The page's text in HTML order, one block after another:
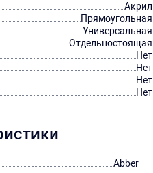
Акрил
Прямоугольная
Универсальная
Отдельностоящая
Нет
Нет
Нет
Нет
Abber